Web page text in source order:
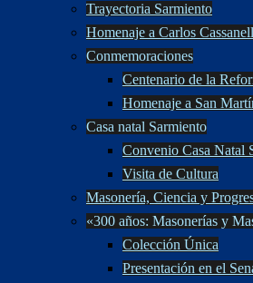
Trayectoria Sarmiento
Homenaje a Carlos
Conmemoraciones
Centenario de la
Homenaje a San
Casa natal Sarmiento
Convenio Casa Natal
Visita de Cultura
Masonería, Ciencia y
«300 años: Masonerías y
Colección Única
Presentación en el